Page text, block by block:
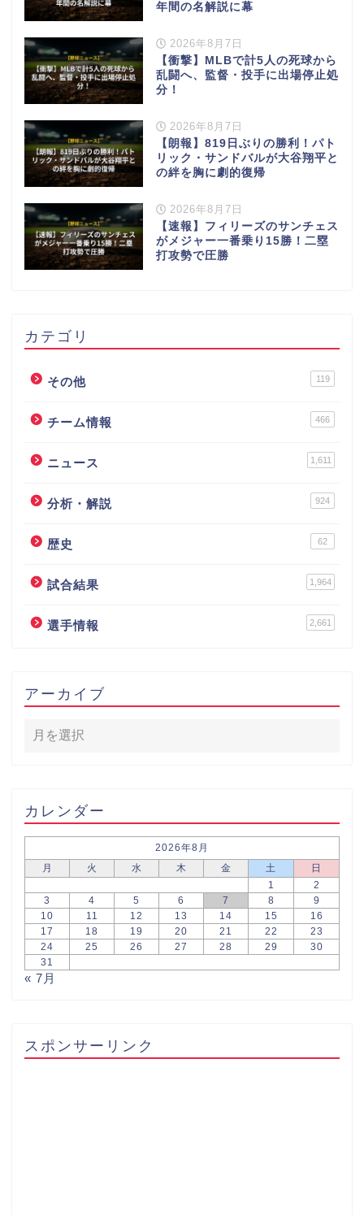
年間の名解説に幕
2026年8月7日
【衝撃】MLBで計5人の死球から
乱闘へ、監督・投手に出場停止処
分！
2026年8月7日
【朗報】819日ぶりの勝利！パト
リック・サンドバルが大谷翔平と
の絆を胸に劇的復帰
2026年8月7日
【速報】フィリーズのサンチェス
がメジャー一番乗り15勝！二塁
打攻勢で圧勝
カテゴリ
その他 119
チーム情報 466
ニュース 1,611
分析・解説 924
歴史 62
試合結果 1,964
選手情報 2,661
アーカイブ
カレンダー
2026年8月
月
火 水 木 金 土
日
1
2
3
4 5 6 7 8
9
10
11 12 13 14 15
16
17
18 19 20 21 22
23
24
25 26 27 28 29
30
31
« 7月
スポンサーリンク